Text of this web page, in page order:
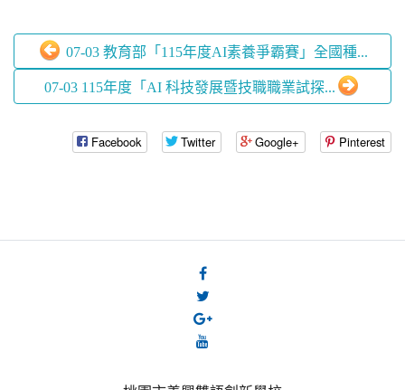
07-03 教育部「115年度AI素養爭霸賽」全國種...
07-03 115年度「AI 科技發展暨技職職業試探...
Facebook Twitter Google+ Pinterest